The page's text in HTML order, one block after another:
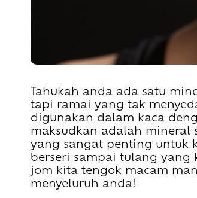
Tahukah anda ada satu
tapi ramai yang tak
digunakan dalam kaca
maksudkan adalah
yang sangat penting untuk
berseri sampai tulang yang
jom kita tengok macam
menyeluruh anda!